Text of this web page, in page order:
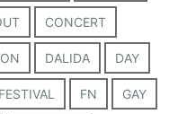
CONCERT
DALIDA DAY
FESTIVAL FN GAY